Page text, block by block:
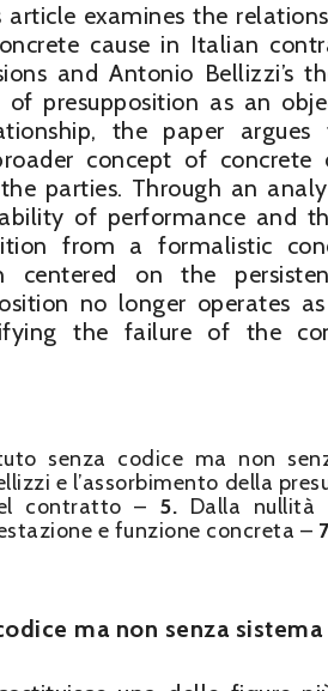
article examines the
cause in Italian
and Antonio Bellizzi’s
presupposition as an
the paper
concept of
parties. Through an
of performance and
from a formalistic
centered on the
no longer operates
the failure of the
senza codice ma non
e l’assorbimento della
contratto – 5. Dalla nullità
e funzione concreta –
ma non senza sistema